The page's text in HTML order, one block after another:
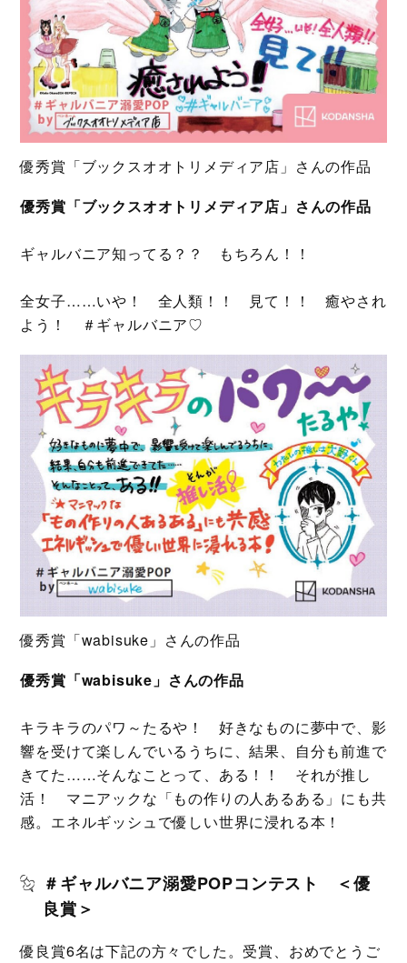
優秀賞「ブックスオオトリメディア店」さんの作品
優秀賞「ブックスオオトリメディア店」さんの作品
ギャルバニア知ってる？？ もちろん！！
全女子……いや！ 全人類！！ 見て！！ 癒やされ
よう！ ＃ギャルバニア♡
優秀賞「wabisuke」さんの作品
優秀賞「wabisuke」さんの作品
キラキラのパワ～たるや！ 好きなものに夢中で、影
響を受けて楽しんでいるうちに、結果、自分も前進で
きてた……そんなことって、ある！！ それが推し
活！ マニアックな「もの作りの人あるある」にも共
感。エネルギッシュで優しい世界に浸れる本！
＃ギャルバニア溺愛POPコンテスト ＜優
良賞＞
優良賞6名は下記の方々でした。受賞、おめでとうご